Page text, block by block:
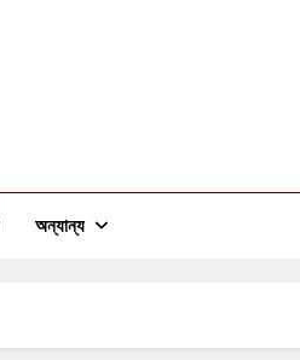
অন্যান্য